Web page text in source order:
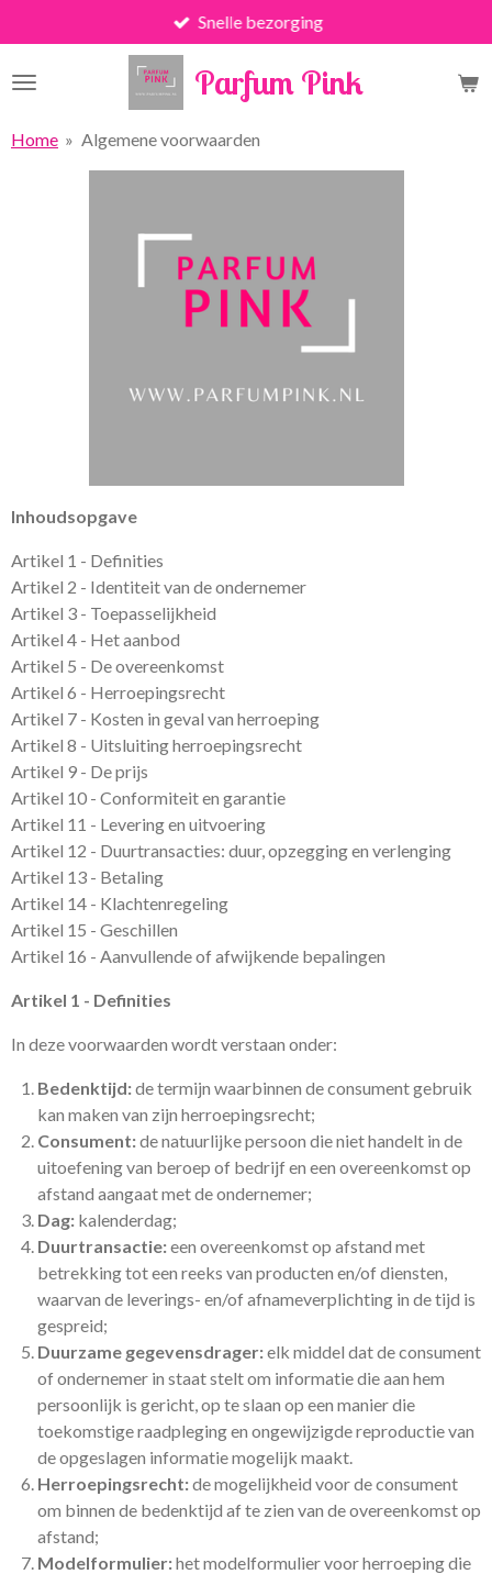
direct
naar
Parfum Pink
Snelle bezorging
Home » Algemene voorwaarden
Inhoudsopgave
Artikel 1 - Definities
Artikel 2 - Identiteit van de ondernemer
Artikel 3 - Toepasselijkheid
Artikel 4 - Het aanbod
Artikel 5 - De overeenkomst
Artikel 6 - Herroepingsrecht
Artikel 7 - Kosten in geval van herroeping
Artikel 8 - Uitsluiting herroepingsrecht
Artikel 9 - De prijs
Artikel 10 - Conformiteit en garantie
Artikel 11 - Levering en uitvoering
Artikel 12 - Duurtransacties: duur, opzegging en verlenging
Artikel 13 - Betaling
Artikel 14 - Klachtenregeling
Artikel 15 - Geschillen
Artikel 16 - Aanvullende of afwijkende bepalingen
Artikel 1 - Definities
In deze voorwaarden wordt verstaan onder:
Bedenktijd:de termijn waarbinnen de consument gebruik
kan maken van zijn herroepingsrecht;
Consument:de natuurlijke persoon die niet handelt in de
uitoefening van beroep of bedrijf en een overeenkomst op
afstand aangaat met de ondernemer;
Dag: kalenderdag;
Duurtransactie:een overeenkomst op afstand met
betrekking tot een reeks van producten en/of diensten,
waarvan de leverings- en/of afnameverplichting in de tijd is
gespreid;
Duurzame gegevensdrager:elk middel dat de consument
of ondernemer in staat stelt om informatie die aan hem
persoonlijk is gericht, op te slaan op een manier die
toekomstige raadpleging en ongewijzigde reproductie van
de opgeslagen informatie mogelijk maakt.
Herroepingsrecht:de mogelijkheid voor de consument
om binnen de bedenktijd af te zien van de overeenkomst op
afstand;
Modelformulier:het modelformulier voor herroeping die